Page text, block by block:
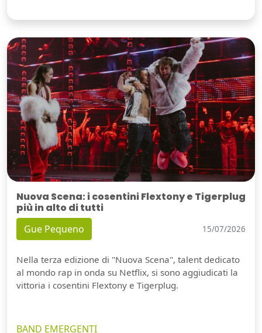
Nuova Scena: i cosentini Flextony e Tigerplug
più in alto di tutti
Gue Pequeno 15/07/2026
Nella terza edizione di "Nuova Scena", talent dedicato
al mondo rap in onda su Netflix, si sono aggiudicati la
vittoria i cosentini Flextony e Tigerplug.
BAND EMERGENTI